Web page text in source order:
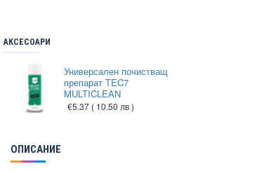
АКСЕСОАРИ
Универсален почистващ
препарат TEC7
MULTICLEAN
€5.37 ( 10.50 лв )
ОПИСАНИЕ